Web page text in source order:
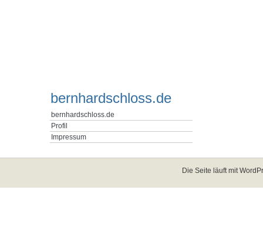
bernhardschloss.de
bernhardschloss.de
Profil
Impressum
Die Seite läuft mit